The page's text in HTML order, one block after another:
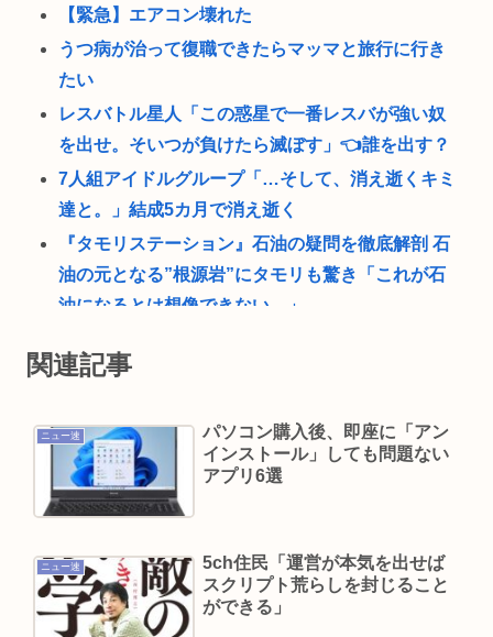
【緊急】エアコン壊れた
うつ病が治って復職できたらマッマと旅行に行き
たい
レスバトル星人「この惑星で一番レスバが強い奴
を出せ。そいつが負けたら滅ぼす」👈誰を出す？
7人組アイドルグループ「…そして、消え逝くキミ
達と。」結成5カ月で消え逝く
『タモリステーション』石油の疑問を徹底解剖 石
油の元となる”根源岩”にタモリも驚き「これが石
油になるとは想像できない…」
東海の大自然に逝きたい男の子www
散を発表「所属事務所の事業継続が困難」
山口達也さん、家賃3万4千円のアパートに暮らす
「そば（うどん）+いなり寿司」ってセットをあま
ラーメン二郎「もう食わない？ さっきは食べれる
って言ったじゃねーか！」（ヽ´ん`）「」 反論でき
関連記事
ニュー速
パソコン購入後、即座に「アン
インストール」しても問題ない
アプリ6選
ニュー速
5ch住民「運営が本気を出せば
スクリプト荒らしを封じること
ができる」